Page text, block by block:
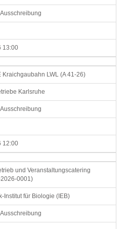
13:00
Kraichgaubahn LWL (A 41-26)
Karlsruhe
12:00
und Veranstaltungscatering
0001)
Institut für Biologie (IEB)